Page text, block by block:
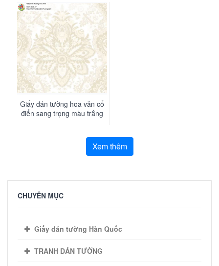
CHUYÊN MỤC
Giấy dán tường Hàn Quốc
TRANH DÁN TƯỜNG
hoặc đèn chùm pha lê sẽ làm tôn lên vẻ đẹp
lấp lánh và sang trọng của giấy dán tường.
Giấy dán tường họa tiết cổ điển là một lựa
chọn tuyệt vời để kiến tạo nên một không gian
sống đầy nghệ thuật, sang trọng và mang
đậm dấu ấn cá nhân
JCD4001-1 JCD4001-2 JCD4001-3 JCD4001-
4 JCD4001-5 JCD4001-5 JCD4002-2
1 JCD4004-2 JCD4004-3 JCD4004-4
JCD4005-1 JCD4005-2 JCD4005-3 JCD4005-
JCD4005-5 JCD4006-1 JCD4006-2 JCD4006-
Giấy dán tường hoa văn cổ
điển sang trọng màu trắng
Xem thêm